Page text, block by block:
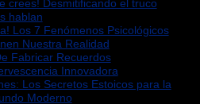
crees! Desmitificando el truco
hablan
Los 7 Fenómenos Psicológicos
Nuestra Realidad
Fabricar Recuerdos
Innovadora
Los Secretos Estoicos para la
Moderno